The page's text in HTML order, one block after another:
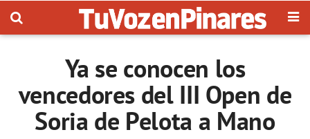
Ya se conocen los
vencedores del III Open de
Soria de Pelota a Mano